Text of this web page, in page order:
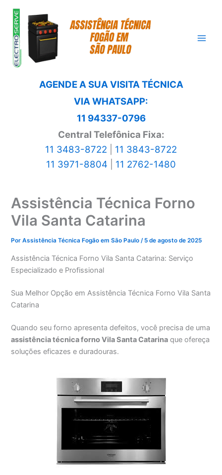
para
conteúdo
AGENDE A SUA VISITA TÉCNICA
VIA WHATSAPP:
11 94337-0796
Central Telefônica Fixa:
11 3483-8722
11 3843-8722
11 3971-8804
11 2762-1480
Assistência Técnica Forno
Vila Santa Catarina
PorAssistência Técnica Fogão em São Paulo/ 5 de agosto de 2025
Assistência Técnica Forno Vila Santa Catarina: Serviço
Especializado e Profissional
Sua Melhor Opção em Assistência Técnica Forno Vila Santa
Catarina
Quando seu forno apresenta defeitos, você precisa de uma
assistência técnica forno Vila Santa Catarina que ofereça
soluções eficazes e duradouras.